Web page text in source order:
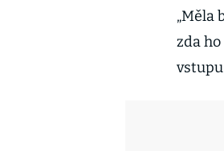
„Měla
zda
vstupu